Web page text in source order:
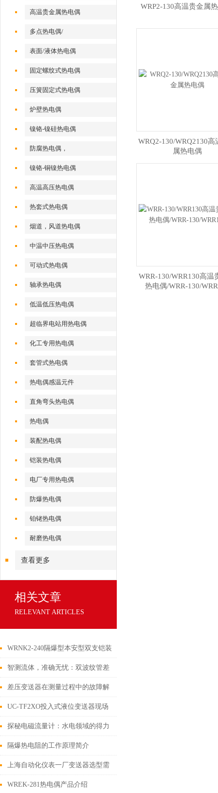
高温贵金属热电偶
多点热电偶/
表面/液体热电偶
固定螺纹式热电偶
压簧固定式热电偶
炉壁热电偶
镍铬-镍硅热电偶
防腐热电偶，
镍铬-铜镍热电偶
高温高压热电偶
热套式热电偶
烟道，风道热电偶
中温中压热电偶
可动式热电偶
轴承热电偶
低温低压热电偶
超临界电站用热电偶
化工专用热电偶
套管式热电偶
热电偶感温元件
直角弯头热电偶
热电偶
装配热电偶
铠装热电偶
电厂专用热电偶
防爆热电偶
铂铑热电偶
耐磨热电偶
查看更多
相关文章
RELEVANT ARTICLES
WRNK2-240隔爆型本安型双支铠装
热电偶
智测流体，准确无忧：双波纹管差
压计，为您的流体控制提供坚实后
盾
差压变送器在测量过程中的故障解
决方法和经验
UC-TF2XO投入式液位变送器现场
安装步骤
探秘电磁流量计：水电领域的得力
助手
隔爆热电阻的工作原理简介
上海自动化仪表一厂变送器选型需
要考虑的因素
WREK-281热电偶产品介绍
WRP2-130高温贵金属
WRQ2-130/WRQ2130高
属热电偶
WRR-130/WRR130高温
热电偶/WRR-130/